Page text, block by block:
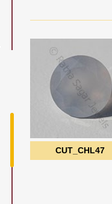
CUT_CHL47